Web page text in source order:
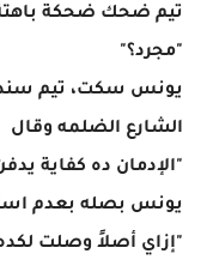
تيم ضحك ضحكة
"مجرد؟"
يونس سكت، تيم سند
الشارع الضلمه وقال
"الإدمان ده كفاية
يونس بصله بعدم
"إزاي أصلاً وصلت